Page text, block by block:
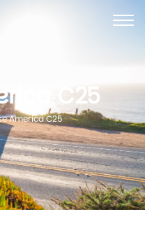
C25
America C25